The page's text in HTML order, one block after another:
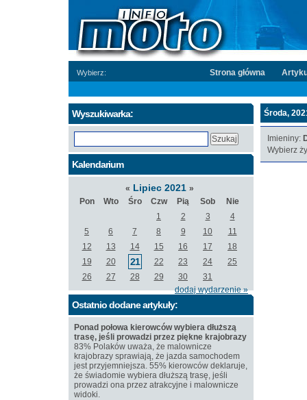
Wybierz: Strona główna
Środa,
Imieniny:
Wybierz
Wyszukiwarka:
Kalendarium
« Lipiec 2021 »
Pon
Wto Śro Czw Pią Sob
Nie
1
2 3
4
5
6 7 8 9 10
11
12
13 14 15 16 17
18
19
20 21 22 23 24
25
26
27 28 29 30
31
dodaj wydarzenie »
Ostatnio dodane artykuły:
Ponad połowa kierowców wybiera dłuższą
trasę, jeśli prowadzi przez piękne krajobrazy
83% Polaków uważa, że malownicze
krajobrazy sprawiają, że jazda samochodem
jest przyjemniejsza. 55% kierowców deklaruje,
że świadomie wybiera dłuższą trasę, jeśli
prowadzi ona przez atrakcyjne i malownicze
widoki.